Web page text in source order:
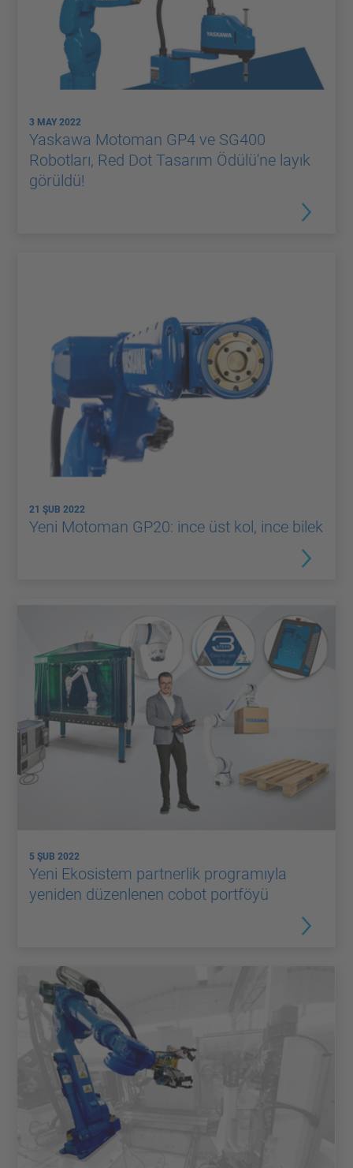
3 MAY 2022
Yaskawa Motoman GP4 ve SG400
Robotları, Red Dot Tasarım Ödülü'ne layık
görüldü!
21 ŞUB 2022
Yeni Motoman GP20: ince üst kol, ince bilek
5 ŞUB 2022
Yeni Ekosistem partnerlik programıyla
yeniden düzenlenen cobot portföyü